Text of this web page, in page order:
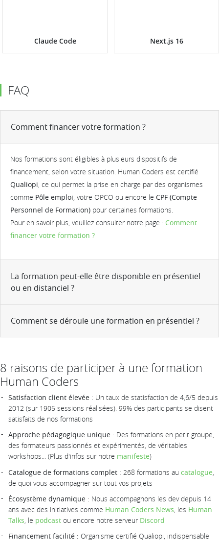
Claude Code Next.js 16
FAQ
Comment financer votre formation ?
Nos formations sont éligibles à plusieurs dispositifs de
financement, selon votre situation. Human Coders est certifié
Qualiopi, ce qui permet la prise en charge par des organismes
comme Pôle emploi, votre OPCO ou encore le CPF (Compte
Personnel de Formation) pour certaines formations.
Pour en savoir plus, veuillez consulter notre page : Comment
financer votre formation ?
La formation peut-elle être disponible en présentiel
ou en distanciel ?
Comment se déroule une formation en présentiel ?
8 raisons de participer à une formation
Human Coders
Satisfaction client élevée : Un taux de statisfaction de 4,6/5 depuis
2012 (sur 1905 sessions réalisées). 99% des participants se disent
satisfaits de nos formations
Approche pédagogique unique : Des formations en petit groupe,
des formateurs passionnés et expérimentés, de véritables
workshops... (Plus d'infos sur notre manifeste)
Catalogue de formations complet : 268 formations au catalogue
de quoi vous accompagner sur tout vos projets
Écosystème dynamique : Nous accompagnons les dev depuis 14
ans avec des initiatives comme Human Coders News, les Human
Talks, le podcast ou encore notre serveur Discord
Financement facilité : Organisme certifié Qualiopi, indispensable